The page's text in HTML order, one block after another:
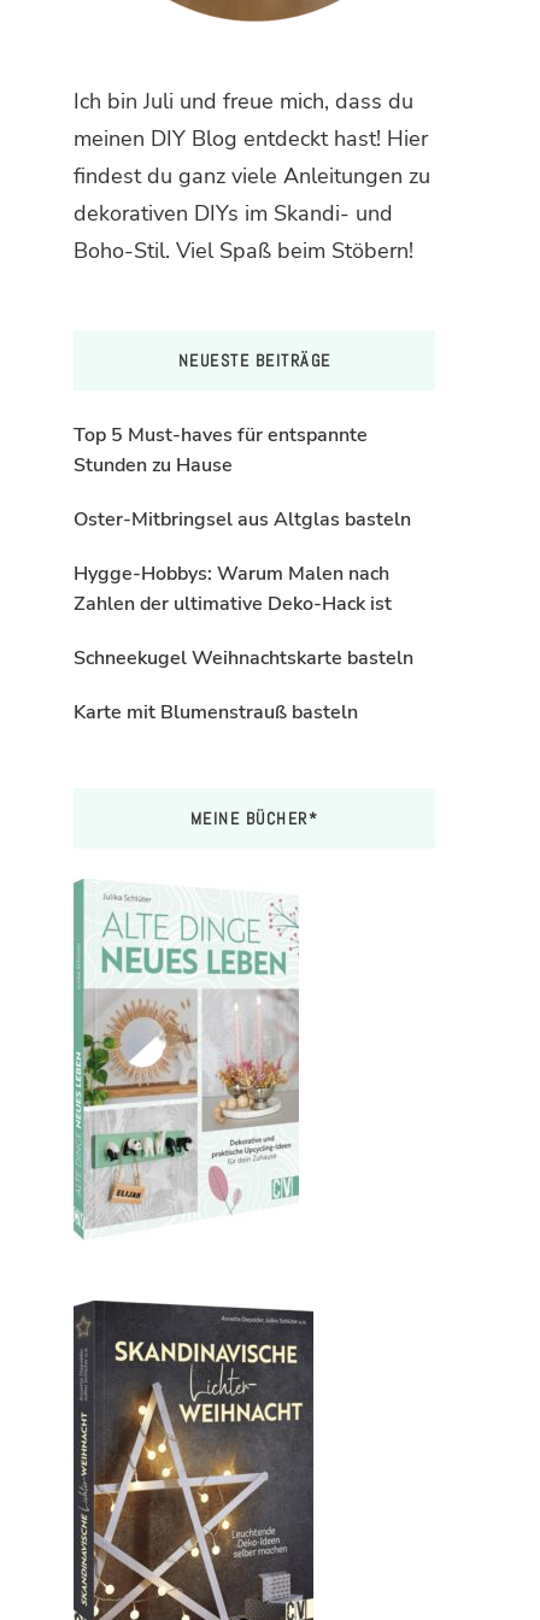
Ich bin Juli und freue mich, dass du
meinen DIY Blog entdeckt hast! Hier
findest du ganz viele Anleitungen zu
dekorativen DIYs im Skandi- und
Boho-Stil. Viel Spaß beim Stöbern!
NEUESTE BEITRÄGE
Top 5 Must-haves für entspannte
Stunden zu Hause
Oster-Mitbringsel aus Altglas basteln
Hygge-Hobbys: Warum Malen nach
Zahlen der ultimative Deko-Hack ist
Schneekugel Weihnachtskarte basteln
Karte mit Blumenstrauß basteln
MEINE BÜCHER*